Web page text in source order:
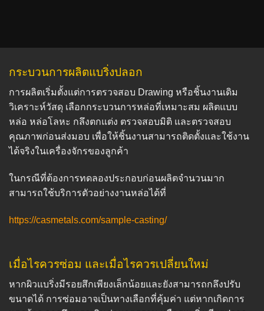
กระบวนการผลิตแบริ่งปลอก
การผลิตเริ่มตั้งแต่การตรวจสอบ Drawing หรือชิ้นงานเดิม
วิเคราะห์วัสดุ เลือกกระบวนการหล่อที่เหมาะสม ผลิตแบบ
หล่อ หล่อโลหะ กลึงตกแต่ง ตรวจสอบมิติ และตรวจสอบ
คุณภาพก่อนส่งมอบ เพื่อให้ชิ้นงานสามารถติดตั้งและใช้งาน
ได้จริงในเครื่องจักรของลูกค้า
ในกรณีที่ต้องการทดลองประกอบก่อนผลิตจำนวนมาก
สามารถใช้บริการตัวอย่างงานหล่อได้ที่
https://casmetals.com/sample-casting/
เมื่อไรควรซ่อม และเมื่อไรควรเปลี่ยนใหม่
หากผิวแบริ่งมีรอยสึกเพียงเล็กน้อยและยังสามารถกลึงปรับ
ขนาดได้ การซ่อมอาจเป็นทางเลือกที่คุ้มค่า แต่หากเกิดการ